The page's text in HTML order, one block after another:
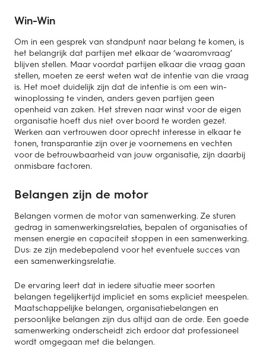
Win-Win
Om in een gesprek van standpunt naar belang te komen, is
het belangrijk dat partijen met elkaar de ‘waaromvraag’
blijven stellen. Maar voordat partijen elkaar die vraag gaan
stellen, moeten ze eerst weten wat de intentie van die vraag
is. Het moet duidelijk zijn dat de intentie is om een win-
winoplossing te vinden, anders geven partijen geen
openheid van zaken. Het streven naar winst voor de eigen
organisatie hoeft dus niet over boord te worden gezet.
Werken aan vertrouwen door oprecht interesse in elkaar te
tonen, transparantie zijn over je voornemens en vechten
voor de betrouwbaarheid van jouw organisatie, zijn daarbij
onmisbare factoren.
Belangen zijn de motor
Belangen vormen de motor van samenwerking. Ze sturen
gedrag in samenwerkingsrelaties, bepalen of organisaties of
mensen energie en capaciteit stoppen in een samenwerking.
Dus: ze zijn medebepalend voor het eventuele succes van
een samenwerkingsrelatie.
De ervaring leert dat in iedere situatie meer soorten
belangen tegelijkertijd impliciet en soms expliciet meespelen.
Maatschappelijke belangen, organisatiebelangen en
persoonlijke belangen zijn dus altijd aan de orde. Een goede
samenwerking onderscheidt zich erdoor dat professioneel
wordt omgegaan met die belangen.